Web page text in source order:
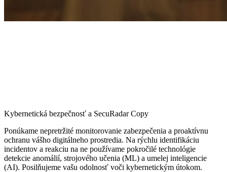
Kybernetická bezpečnosť a SecuRadar Copy
Ponúkame nepretržité monitorovanie zabezpečenia a proaktívnu
ochranu vášho digitálneho prostredia. Na rýchlu identifikáciu
incidentov a reakciu na ne používame pokročilé technológie
detekcie anomálií, strojového učenia (ML) a umelej inteligencie
(AI). Posilňujeme vašu odolnosť voči kybernetickým útokom.